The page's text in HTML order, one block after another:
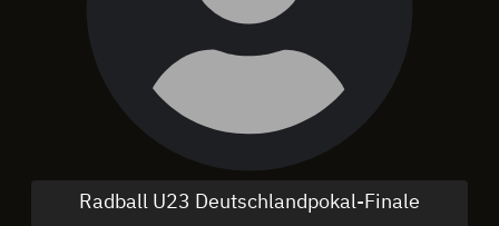
Radball U23 Deutschlandpokal-Finale